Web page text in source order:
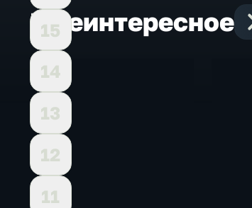
15
14
13
12
11
Ещеинтересное